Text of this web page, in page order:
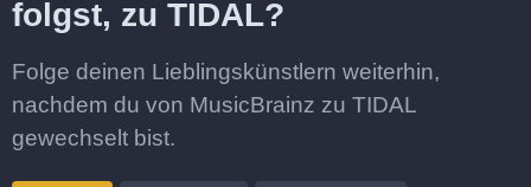
folgst, zu TIDAL?
Folge deinen Lieblingskünstlern weiterhin,
nachdem du von MusicBrainz zu TIDAL
gewechselt bist.